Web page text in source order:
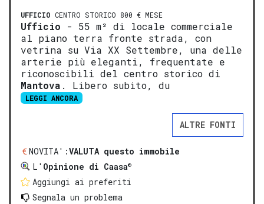
UFFICIO CENTRO STORICO 800 € MESE
Ufficio - 55 m² di locale commerciale
al piano terra fronte strada, con
vetrina su Via XX Settembre, una delle
arterie più eleganti, frequentate e
riconoscibili del centro storico di
Mantova . Libero subito, du
LEGGI ANCORA
ALTRE FONTI
NOVITA':VALUTA questo immobile
L' Opinione di Caasa®
Aggiungi ai preferiti
Segnala un problema